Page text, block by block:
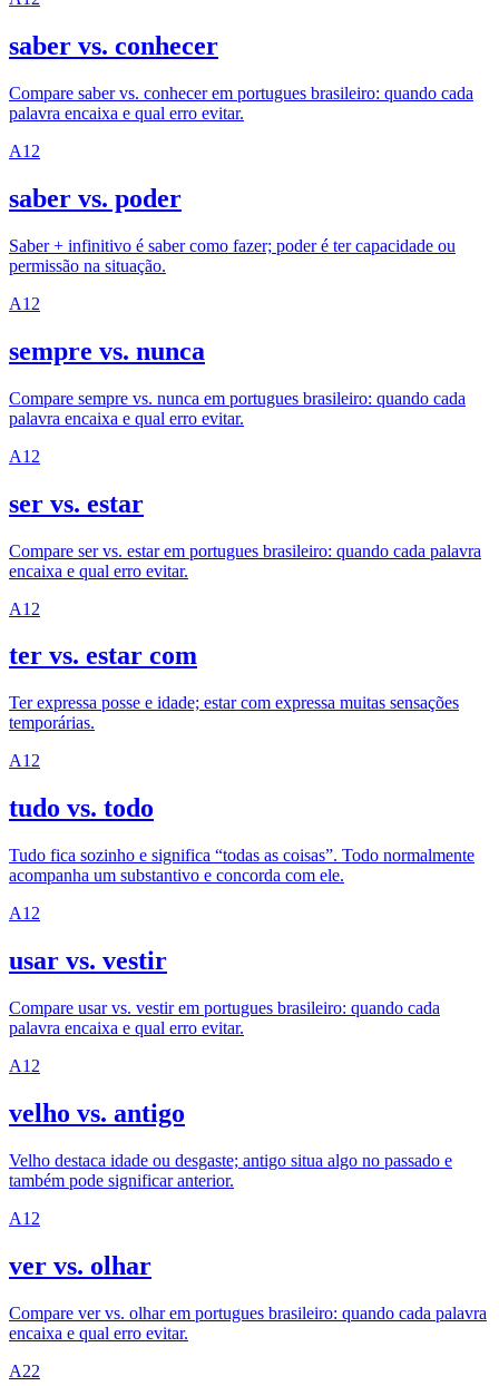
saber vs. conhecer
Compare saber vs. conhecer em portugues brasileiro: quando cada
palavra encaixa e qual erro evitar.
A1 2
saber vs. poder
Saber + infinitivo é saber como fazer; poder é ter capacidade ou
permissão na situação.
A1 2
sempre vs. nunca
Compare sempre vs. nunca em portugues brasileiro: quando cada
palavra encaixa e qual erro evitar.
A1 2
ser vs. estar
Compare ser vs. estar em portugues brasileiro: quando cada palavra
encaixa e qual erro evitar.
A1 2
ter vs. estar com
Ter expressa posse e idade; estar com expressa muitas sensações
temporárias.
A1 2
tudo vs. todo
Tudo fica sozinho e significa “todas as coisas”. Todo normalmente
acompanha um substantivo e concorda com ele.
A1 2
usar vs. vestir
Compare usar vs. vestir em portugues brasileiro: quando cada
palavra encaixa e qual erro evitar.
A1 2
velho vs. antigo
Velho destaca idade ou desgaste; antigo situa algo no passado e
também pode significar anterior.
A1 2
ver vs. olhar
Compare ver vs. olhar em portugues brasileiro: quando cada palavra
encaixa e qual erro evitar.
A22